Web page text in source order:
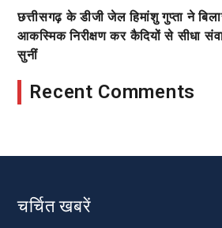
छत्तीसगढ़ के डीजी जेल हिमांशु गुप्ता ने
आकस्मिक निरीक्षण कर कैदियों से सीधा
सुनीं
Recent Comments
चर्चित खबरें